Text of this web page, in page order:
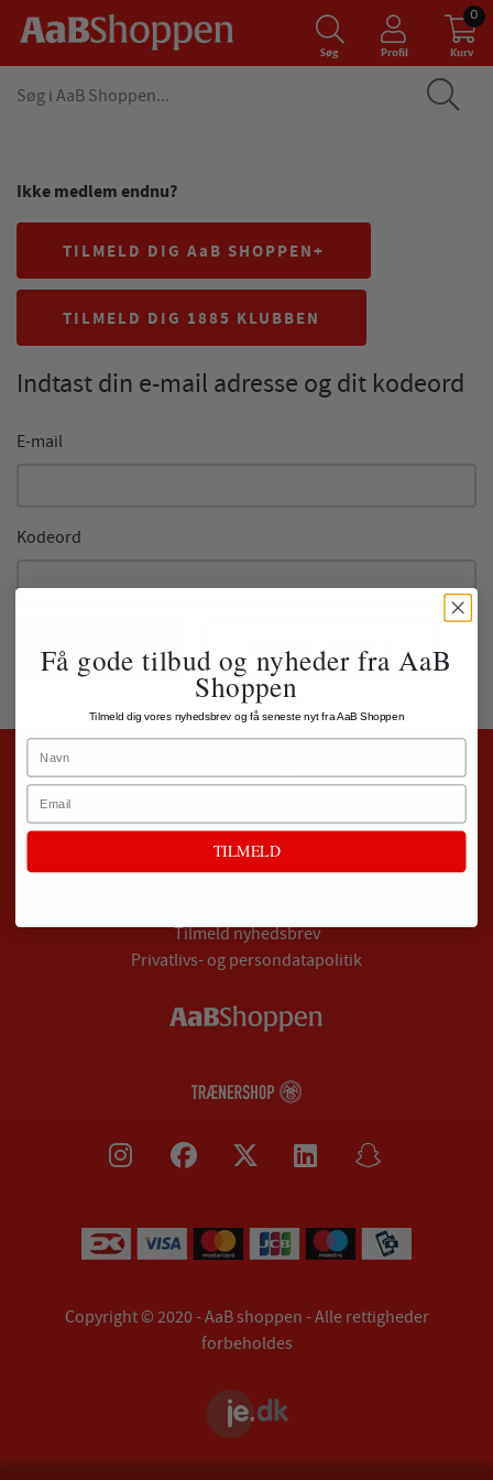
Søg Profil Kurv
0
Ikke medlem endnu?
TILMELD DIG AaB SHOPPEN+
TILMELD DIG 1885 KLUBBEN
Indtast din e-mail adresse og dit kodeord
E-mail
Kodeord
LOG IND GLEMT LOGIN ?
AaB Shoppen
Telefon:+45 96 35 59 00
support@aabshoppen.dk
Tilmeld nyhedsbrev
Privatlivs- og persondatapolitik
Copyright © 2020 - AaB shoppen - Alle rettigheder
forbeholdes
Få gode tilbud og nyheder fra AaB
Shoppen
Tilmeld dig vores nyhedsbrev og få seneste nyt fra AaB Shoppen
Name
Email
TILMELD